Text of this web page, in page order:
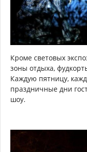
Кроме световых
зоны отдыха,
Каждую пятницу,
праздничные дни
шоу.